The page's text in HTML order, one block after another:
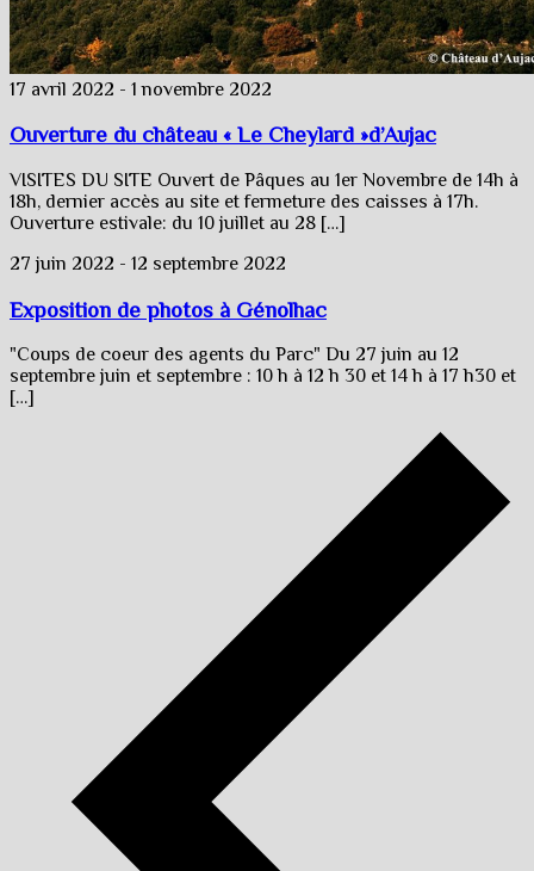
17 avril 2022 - 1 novembre 2022
Ouverture du château « Le Cheylard »d’Aujac
VISITES DU SITE Ouvert de Pâques au 1er Novembre de 14h à
18h, dernier accès au site et fermeture des caisses à 17h.
Ouverture estivale: du 10 juillet au 28 […]
27 juin 2022 - 12 septembre 2022
Exposition de photos à Génolhac
"Coups de coeur des agents du Parc" Du 27 juin au 12
septembre juin et septembre : 10 h à 12 h 30 et 14 h à 17 h30 et
[…]